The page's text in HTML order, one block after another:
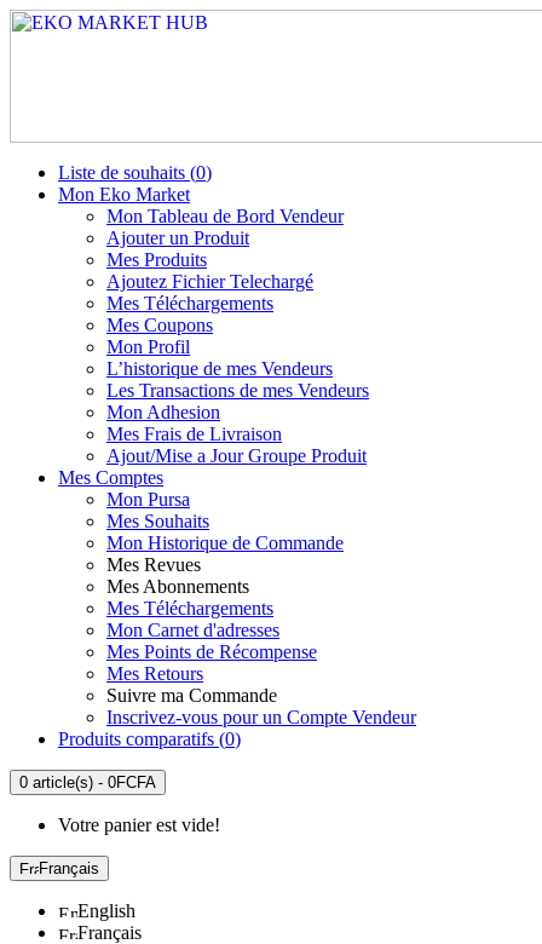
Liste de souhaits (0)
Mon Eko Market
Mon Tableau de Bord Vendeur
Ajouter un Produit
Mes Produits
Ajoutez Fichier Telechargé
Mes Téléchargements
Mes Coupons
Mon Profil
L’historique de mes Vendeurs
Les Transactions de mes Vendeurs
Mon Adhesion
Mes Frais de Livraison
Ajout/Mise a Jour Groupe Produit
Mes Comptes
Mon Pursa
Mes Souhaits
Mon Historique de Commande
Mes Revues
Mes Abonnements
Mes Téléchargements
Mon Carnet d'adresses
Mes Points de Récompense
Mes Retours
Suivre ma Commande
Inscrivez-vous pour un Compte Vendeur
Produits comparatifs (0)
0 article(s) - 0FCFA
Votre panier est vide!
Français
English
Français